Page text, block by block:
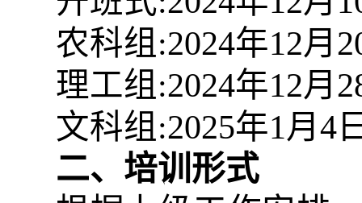
农科组:2024年12月
理工组:2024年12月
文科组:2025年1月4
二、培训形式